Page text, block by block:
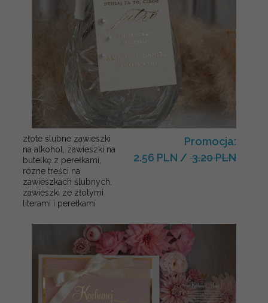
złote ślubne zawieszki
na alkohol, zawieszki na
butelkę z perełkami,
rózne treści na
zawieszkach ślubnych,
zawieszki ze złotymi
literami i perełkami
Promocja:
2.56 PLN / 3.20 PLN